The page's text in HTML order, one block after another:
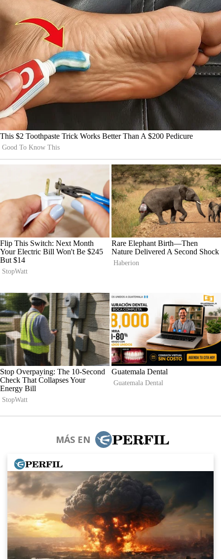
MÁS EN